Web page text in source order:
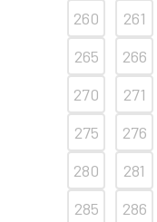
260
261
265
266
270
271
275
276
280
281
285
286